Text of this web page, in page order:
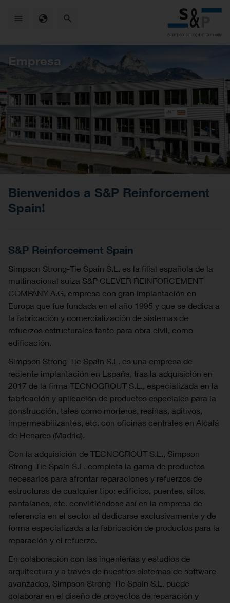
content
Empresa
Bienvenidos a S&P Reinforcement
Spain!
S&P Reinforcement Spain
Simpson Strong-Tie Spain S.L. es la filial española de la
multinacional suiza S&P CLEVER REINFORCEMENT
COMPANY A.G, empresa con gran implantación en
Europa que fue fundada en el año 1995 y que se dedica a
la fabricación y comercialización de sistemas de
refuerzos estructurales tanto para obra civil, como
edificación.
Simpson Strong-Tie Spain S.L. es una empresa de
reciente implantación en España, tras la adquisición en
2017 de la firma TECNOGROUT S.L., especializada en la
fabricación y aplicación de productos especiales para la
construcción, tales como morteros, resinas, aditivos,
impermeabilizantes, etc. con oficinas centrales en Alcalá
de Henares (Madrid).
Con la adquisición de TECNOGROUT S.L., Simpson
Strong-Tie Spain S.L. completa la gama de productos
necesarios para afrontar reparaciones y refuerzos de
estructuras de cualquier tipo: edificios, puentes, silos,
pantalanes, etc. convirtiéndose así en la empresa de
referencia en el sector al dedicarse exclusivamente y de
forma especializada a la fabricación de productos para la
reparación y el refuerzo.
En colaboración con las ingenierías y estudios de
arquitectura y a través de nuestros sistemas de software
avanzados, Simpson Strong-Tie Spain S.L. puede
colaborar en el diseño de proyectos de reparación y